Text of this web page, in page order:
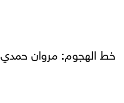
خط الهجوم: مروان حمدي